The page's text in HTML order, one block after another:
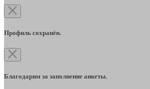
Профиль сохранён.
Благодарим за заполнение анкеты.